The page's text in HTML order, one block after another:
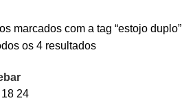
marcados com a tag “estojo duplo”
os 4 resultados
18 24